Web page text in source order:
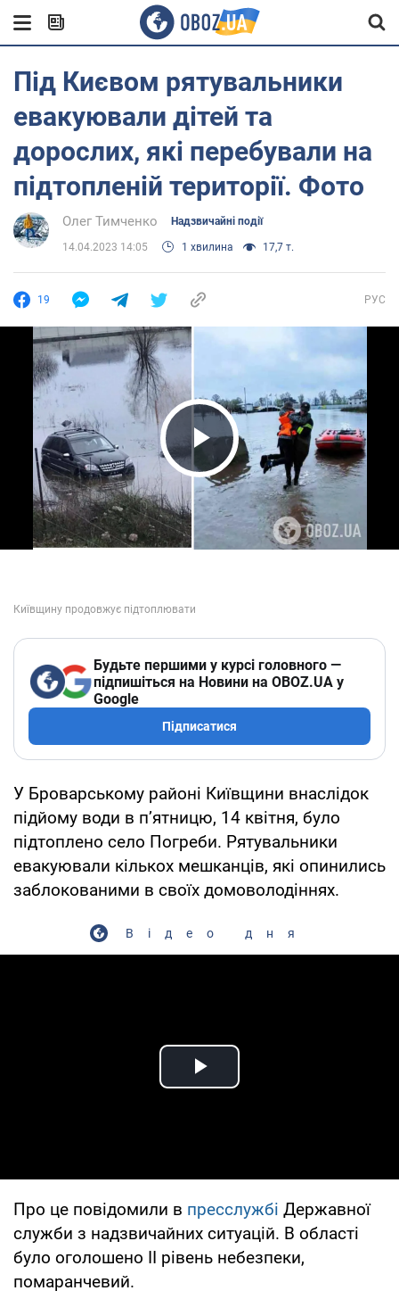
Під Києвом рятувальники
евакуювали дітей та
дорослих, які перебували на
підтопленій території. Фото
Олег Тимченко Надзвичайні події
14.04.2023 14:05 1 хвилина 17,7 т.
19 РУС
Play Video
Будьте першими у курсі головного —
підпишіться на Новини на OBOZ.UA у
Google
Підписатися
У Броварському районі Київщини внаслідок
підйому води в п’ятницю, 14 квітня, було
підтоплено село Погреби. Рятувальники
евакуювали кількох мешканців, які опинились
заблокованими в своїх домоволодіннях.
Відео дня
Play Video
Про це повідомили в пресслужбі Державної
служби з надзвичайних ситуацій. В області
було оголошено ІІ рівень небезпеки,
помаранчевий.